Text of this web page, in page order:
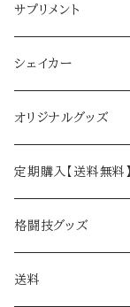
サプリメント
シェイカー
オリジナルグッズ
定期購入【送料無料】
格闘技グッズ
送料